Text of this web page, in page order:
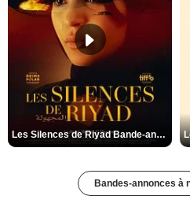
Les Silences de Riyad Bande-annonce VO STFR
Bandes-annonces à